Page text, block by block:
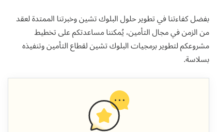
بفضل كفاءتنا في تطوير حلول البلوك تشين وخبرتنا الممتدة لعقد
من الزمن في مجال التأمين، يُمكننا مساعدتكم على تخطيط
مشروعكم لتطوير برمجيات البلوك تشين لقطاع التأمين وتنفيذه
بسلاسة.